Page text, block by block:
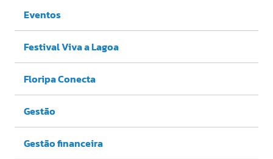
Eventos
Festival Viva a Lagoa
Floripa Conecta
Gestão
Gestão financeira